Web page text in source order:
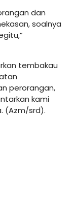
dan
soalnya
tembakau
perorangan,
kami
(Azm/srd).